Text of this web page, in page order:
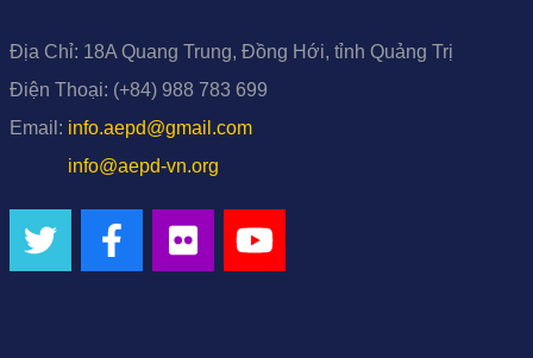
Địa Chỉ: 18A Quang Trung, Đồng Hới, tỉnh Quảng Trị
Điện Thoại: (+84) 988 783 699
Email: info.aepd@gmail.com
info@aepd-vn.org